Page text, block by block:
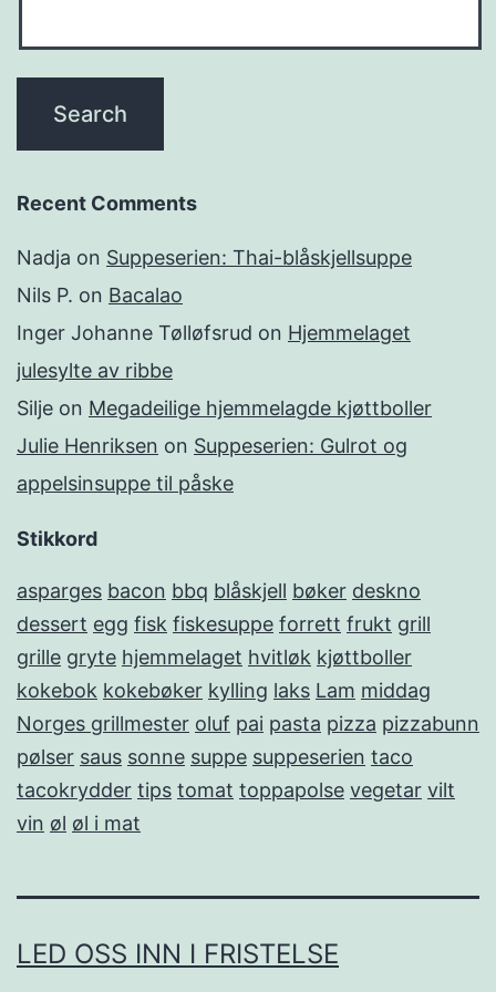
Recent Comments
Nadja on Suppeserien: Thai-blåskjellsuppe
Nils P. on Bacalao
Inger Johanne Tølløfsrud on Hjemmelaget
julesylte av ribbe
Silje on Megadeilige hjemmelagde kjøttboller
Julie Henriksen on Suppeserien: Gulrot og
appelsinsuppe til påske
Stikkord
asparges bacon bbq blåskjell bøker deskno
dessert egg fisk fiskesuppe forrett frukt grill
grille gryte hjemmelaget hvitløk kjøttboller
kokebok kokebøker kylling laks Lam middag
Norges grillmester oluf pai pasta pizza pizzabunn
pølser saus sonne suppe suppeserien taco
tacokrydder tips tomat toppapolse vegetar vilt
vin øl øl i mat
LED OSS INN I FRISTELSE